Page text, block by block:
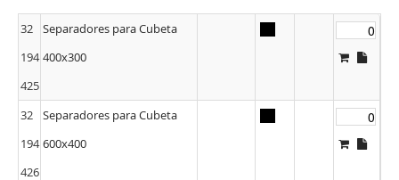
32
194
425
Separadores para Cubeta
400x300
32
194
426
Separadores para Cubeta
600x400